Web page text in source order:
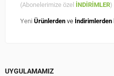
(Abonelerimize özel İNDİRİMLER)
Yeni Ürünlerden ve İndirimlerden
UYGULAMAMIZ